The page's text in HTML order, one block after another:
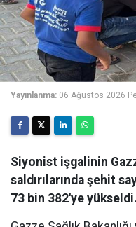
Yayınlanma: 06 Ağustos 2026
Siyonist işgalinin
saldırılarında şehit
73 bin 382'ye yükseldi.